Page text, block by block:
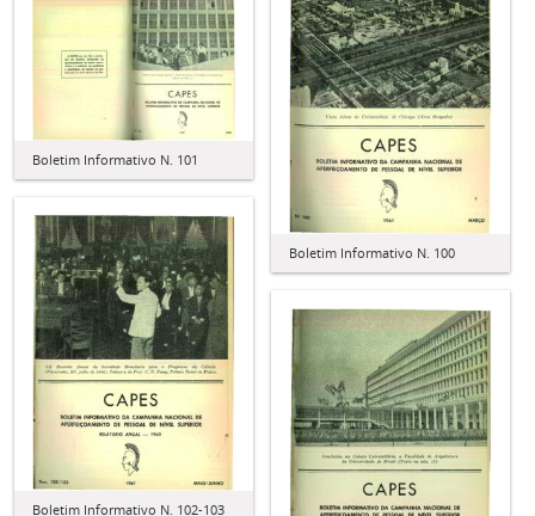
Boletim Informativo N. 100
Boletim Informativo N. 101
Boletim Informativo N. 102-103